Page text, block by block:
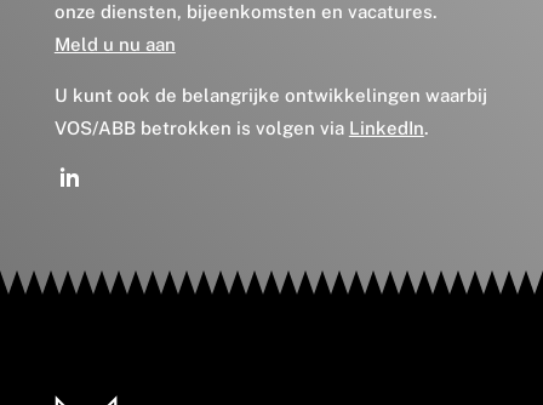
onze diensten, bijeenkomsten en vacatures.
Meld u nu aan
U kunt ook de belangrijke ontwikkelingen waarbij
VOS/ABB betrokken is volgen via LinkedIn.